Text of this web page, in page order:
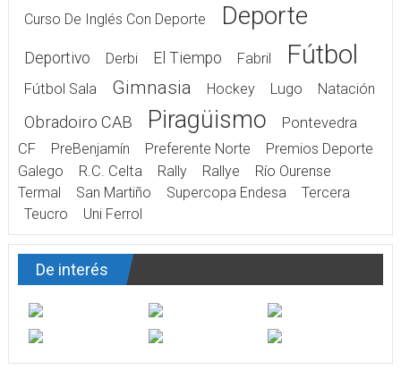
Curso De Inglés Con Deporte
Deporte
Deportivo Derbi El Tiempo Fabril Fútbol
Fútbol Sala Gimnasia Hockey Lugo Natación
Obradoiro CAB Piragüismo
Pontevedra
CF
PreBenjamín Preferente Norte
Premios Deporte
Galego
R.C. Celta Rally Rallye
Río Ourense
Termal
San Martiño Supercopa Endesa
Tercera
Teucro
Uni Ferrol
De interés